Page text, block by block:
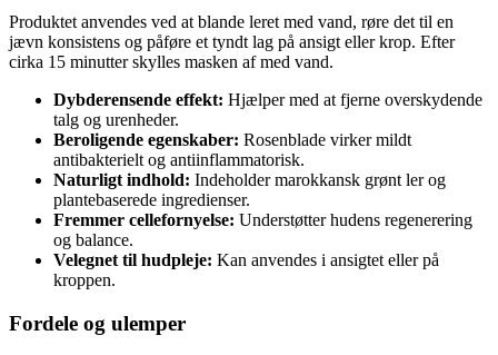
Produktet anvendes ved at blande leret med vand, røre det til en
jævn konsistens og påføre et tyndt lag på ansigt eller krop. Efter
cirka 15 minutter skylles masken af med vand.
Dybderensende effekt: Hjælper med at fjerne overskydende
talg og urenheder.
Beroligende egenskaber: Rosenblade virker mildt
antibakterielt og antiinflammatorisk.
Naturligt indhold: Indeholder marokkansk grønt ler og
plantebaserede ingredienser.
Fremmer cellefornyelse: Understøtter hudens regenerering
og balance.
Velegnet til hudpleje: Kan anvendes i ansigtet eller på
kroppen.
Fordele og ulemper